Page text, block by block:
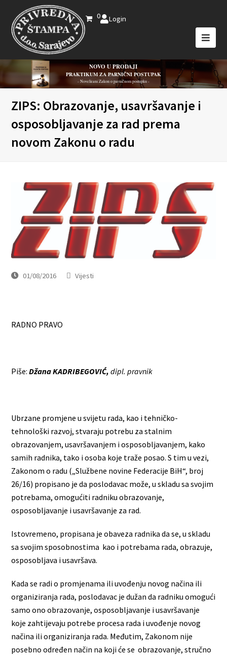
0 Login
NOVO U PRODAJI
PRAKTIKUM ZA PARNIČNI POSTUPAK
- Novelirani Zakon o parničnom postupku -
ZIPS: Obrazovanje, usavršavanje i
osposobljavanje za rad prema
novom Zakonu o radu
01/08/2016 Vijesti
RADNO PRAVO
Piše: Džana KADRIBEGOVIĆ, dipl. pravnik
Ubrzane promjene u svijetu rada, kao i tehničko-
tehnološki razvoj, stvaraju potrebu za stalnim
obrazovanjem, usavršavanjem i osposobljavanjem, kako
samih radnika, tako i osoba koje traže posao. S tim u vezi,
Zakonom o radu („Službene novine Federacije BiH“, broj
26/16) propisano je da poslodavac može, u skladu sa svojim
potrebama, omogućiti radniku obrazovanje,
osposobljavanje i usavršavanje za rad.
Istovremeno, propisana je obaveza radnika da se, u skladu
sa svojim sposobnostima kao i potrebama rada, obrazuje,
osposobljava i usavršava.
Kada se radi o promjenama ili uvođenju novog načina ili
organiziranja rada, poslodavac je dužan da radniku omogući
samo ono obrazovanje, osposobljavanje i usavršavanje
koje zahtijevaju potrebe procesa rada i uvođenje novog
načina ili organiziranja rada. Međutim, Zakonom nije
posebno određen način na koji će se obrazovanje, stručno